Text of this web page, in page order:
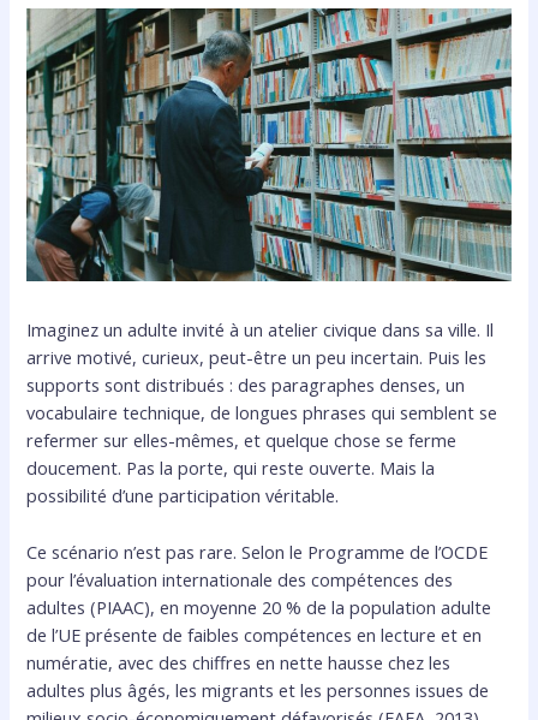
Imaginez un adulte invité à un atelier civique dans sa ville. Il
arrive motivé, curieux, peut-être un peu incertain. Puis les
supports sont distribués : des paragraphes denses, un
vocabulaire technique, de longues phrases qui semblent se
refermer sur elles-mêmes, et quelque chose se ferme
doucement. Pas la porte, qui reste ouverte. Mais la
possibilité d’une participation véritable.
Ce scénario n’est pas rare. Selon le Programme de l’OCDE
pour l’évaluation internationale des compétences des
adultes (PIAAC), en moyenne 20 % de la population adulte
de l’UE présente de faibles compétences en lecture et en
numératie, avec des chiffres en nette hausse chez les
adultes plus âgés, les migrants et les personnes issues de